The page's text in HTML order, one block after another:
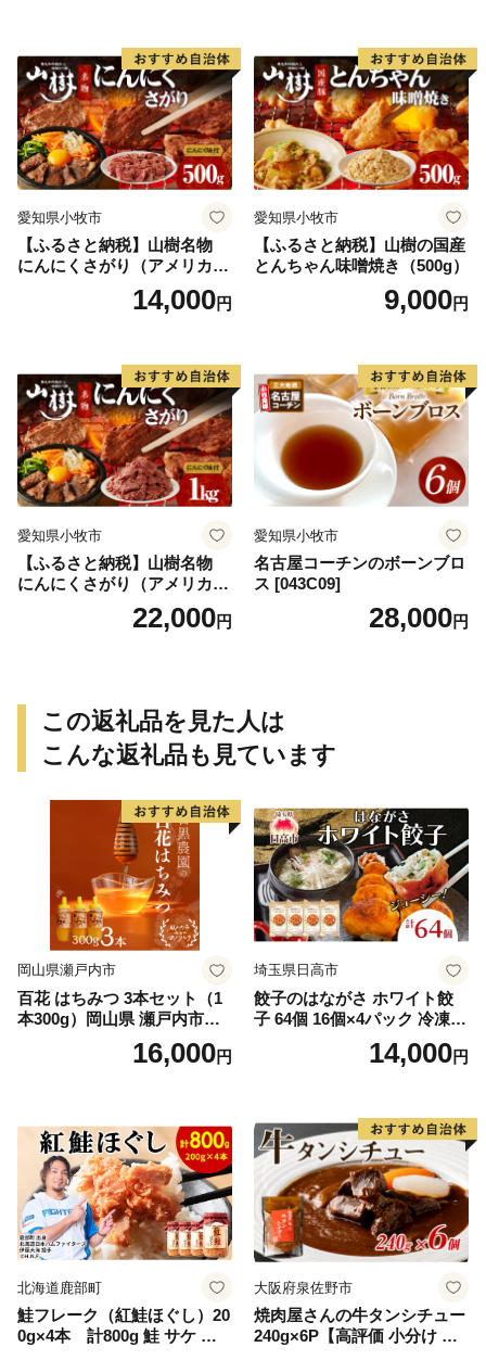
ベキュー 炒め物 ホルモン丼
野菜炒め 焼きうどん 下処理
済み 愛知県 小牧市 送料無料
愛知県小牧市
【ふるさと納税】山樹名物
にんにくさがり（アメリカ産
14,000円
愛知県小牧市
【ふるさと納税】山樹の国産
とんちゃん味噌焼き（500g）
9,000円
愛知県小牧市
【ふるさと納税】山樹名物
にんにくさがり（アメリカ産
22,000円
愛知県小牧市
名古屋コーチンのボーンブロ
ス [043C09]
28,000円
この返礼品を見た人は
こんな返礼品も見ています
岡山県瀬戸内市
百花 はちみつ 3本セット（1
本300g）岡山県 瀬戸内市産
石黒農園 ヨーグルト パン 砂
糖の代わり 香り高い いい香
16,000円
埼玉県日高市
餃子のはながさ ホワイト餃
子 64個 16個×4パック 冷凍
中華 点心 B級グルメ ご当地
野菜 おつまみ おかず 簡単調
ー ギフト お取り寄せ 日高市
14,000円
北海道鹿部町
鮭フレーク（紅鮭ほぐし）20
0g×4本 計800g 鮭 サケ 鮭
大阪府泉佐野市
焼肉屋さんの牛タンシチュー
240g×6P【高評価 小分け 惣